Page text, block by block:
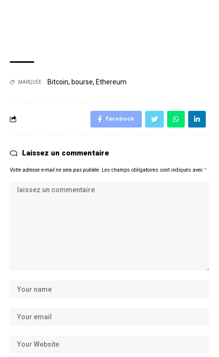
MARQUÉE: Bitcoin, bourse, Ethereum
Facebook
Laissez un commentaire
Votre adresse e-mail ne sera pas publiée. Les champs obligatoires sont indiqués avec *